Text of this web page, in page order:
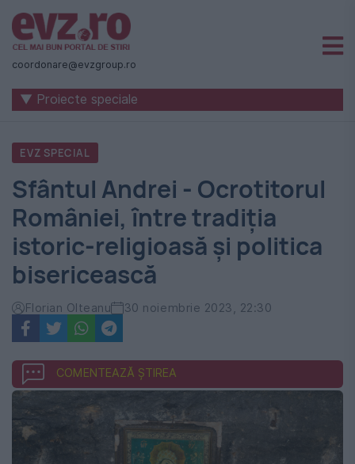
Știri
naționale
internaționale
România
-
Evenimentul
Zilei
coordonare@evzgroup.ro
▼ Proiecte speciale
EVZ SPECIAL
Sfântul Andrei - Ocrotitorul
României, între tradiția
istoric-religioasă și politica
bisericească
Florian Olteanu 30 noiembrie 2023, 22:30
COMENTEAZĂ ȘTIREA